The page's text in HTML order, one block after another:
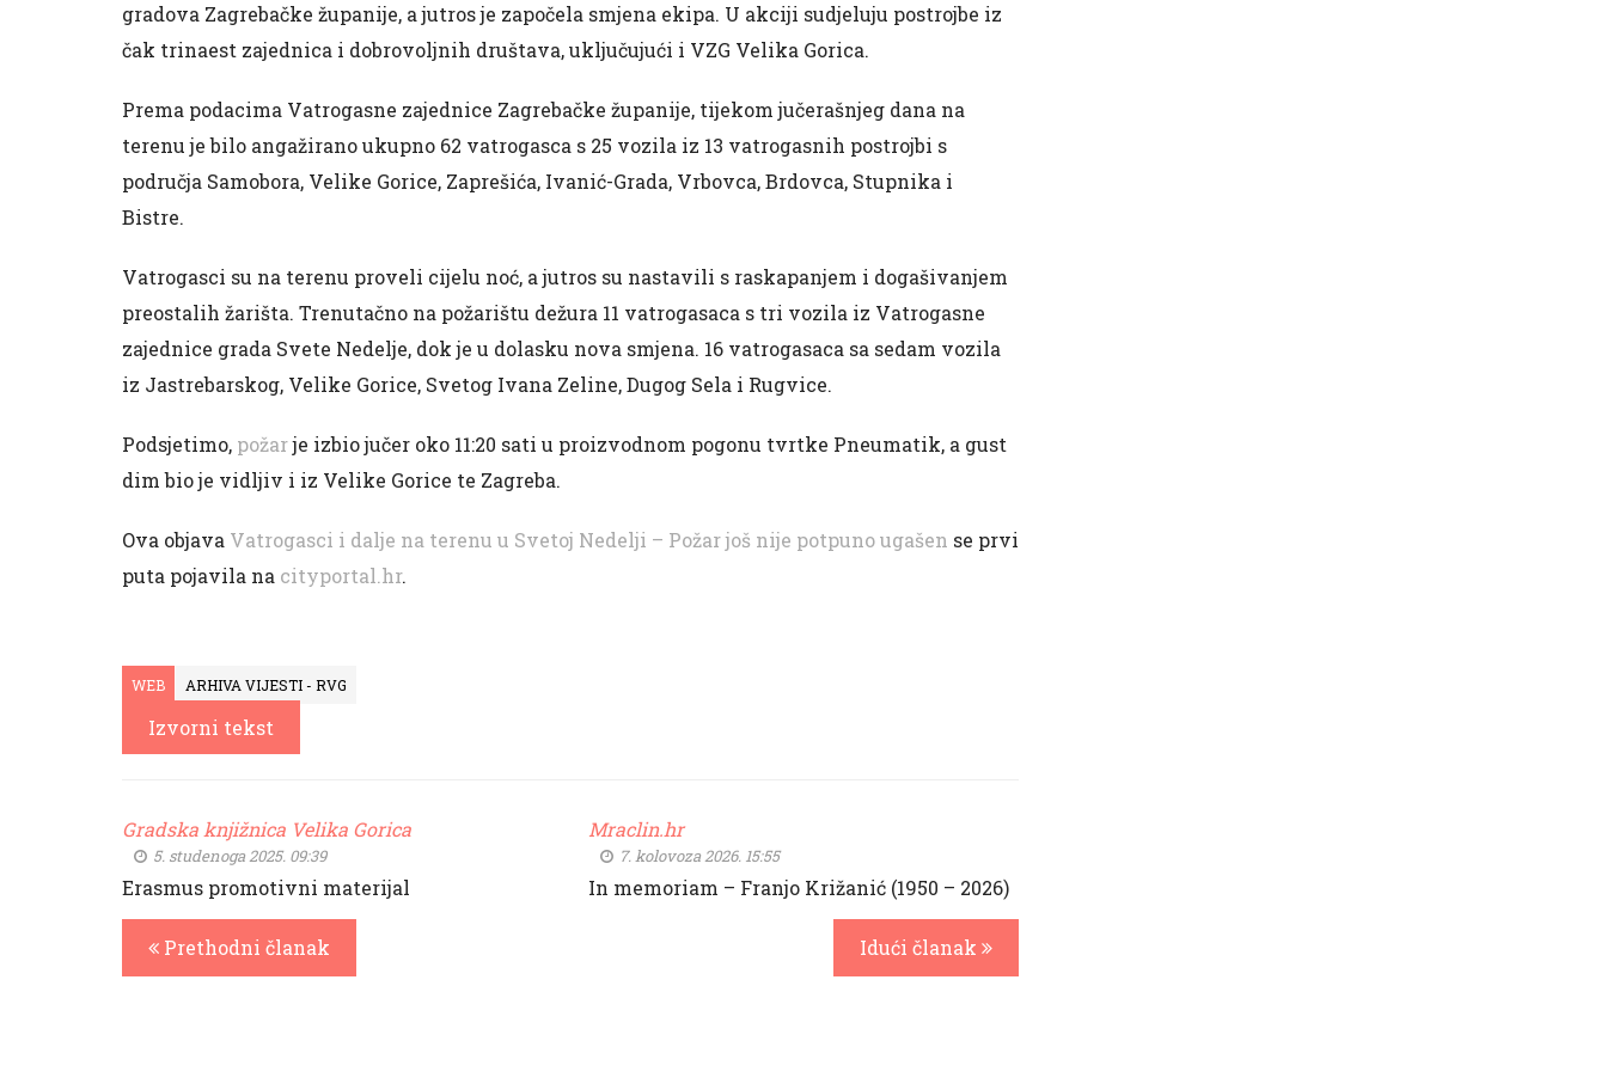
gradova Zagrebačke županije, a jutros je započela smjena ekipa. U akciji sudjeluju postrojbe iz
čak trinaest zajednica i dobrovoljnih društava, uključujući i VZG Velika Gorica.
Prema podacima Vatrogasne zajednice Zagrebačke županije, tijekom jučerašnjeg dana na
terenu je bilo angažirano ukupno 62 vatrogasca s 25 vozila iz 13 vatrogasnih postrojbi s
područja Samobora, Velike Gorice, Zaprešića, Ivanić-Grada, Vrbovca, Brdovca, Stupnika i
Bistre.
Vatrogasci su na terenu proveli cijelu noć, a jutros su nastavili s raskapanjem i dogašivanjem
preostalih žarišta. Trenutačno na požarištu dežura 11 vatrogasaca s tri vozila iz Vatrogasne
zajednice grada Svete Nedelje, dok je u dolasku nova smjena. 16 vatrogasaca sa sedam vozila
iz Jastrebarskog, Velike Gorice, Svetog Ivana Zeline, Dugog Sela i Rugvice.
Podsjetimo, požarje izbio jučer oko 11:20 sati u proizvodnom pogonu tvrtke Pneumatik, a gust
dim bio je vidljiv i iz Velike Gorice te Zagreba.
Ova objava Vatrogasci i dalje na terenu u Svetoj Nedelji – Požar još nije potpuno ugašen se prvi
puta pojavila na cityportal.hr.
WEB ARHIVA VIJESTI - RVG
Izvorni tekst
Gradska knjižnica Velika Gorica
5. studenoga 2025. 09:39
Erasmus promotivni materijal
Prethodni članak
Mraclin.hr
7. kolovoza 2026. 15:55
In memoriam – Franjo Križanić (1950 – 2026)
Idući članak